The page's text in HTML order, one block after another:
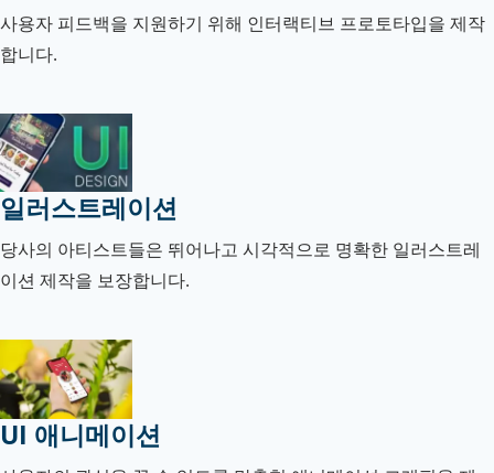
사용자 피드백을 지원하기 위해 인터랙티브 프로토타입을 제작
합니다.
일러스트레이션
당사의 아티스트들은 뛰어나고 시각적으로 명확한 일러스트레
이션 제작을 보장합니다.
UI 애니메이션